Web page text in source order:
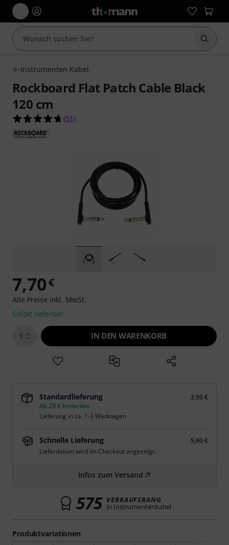
Suche
Instrumenten Kabel
Rockboard Flat Patch Cable Black
120 cm
4.7 von 5 Sternen aus 51 Kundenbewertungen
(51 )
Produktvariationen
7,70€
Alle Preise inkl. MwSt.
Sofort lieferbar
1 IN DEN WARENKORB
Standardlieferung
3,90 €
Ab 29 € kostenlos
Lieferung in ca. 1-3 Werktagen
Schnelle Lieferung
5,90 €
Lieferdatum wird im Checkout angezeigt.
Infos zum Versand
575 VERKAUFSRANG
in Instrumentenkabel